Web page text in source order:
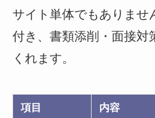
サイト単体でもありませ
付き、書類添削・面接対
くれます。
項目 内容